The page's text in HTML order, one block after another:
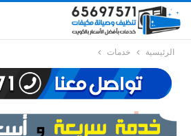
الرئيسية خدمات